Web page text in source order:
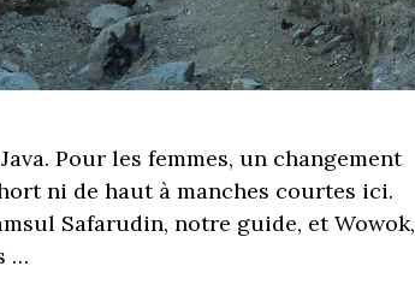
Pour les femmes, un changement
ni de haut à manches courtes ici.
Safarudin, notre guide, et Wowok,
…